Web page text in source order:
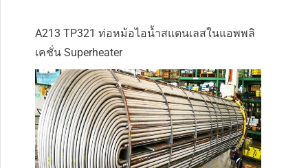
A213 TP321 ท่อหม้อไอน้ำสแตนเลสในแอพพลิ
เคชั่น Superheater